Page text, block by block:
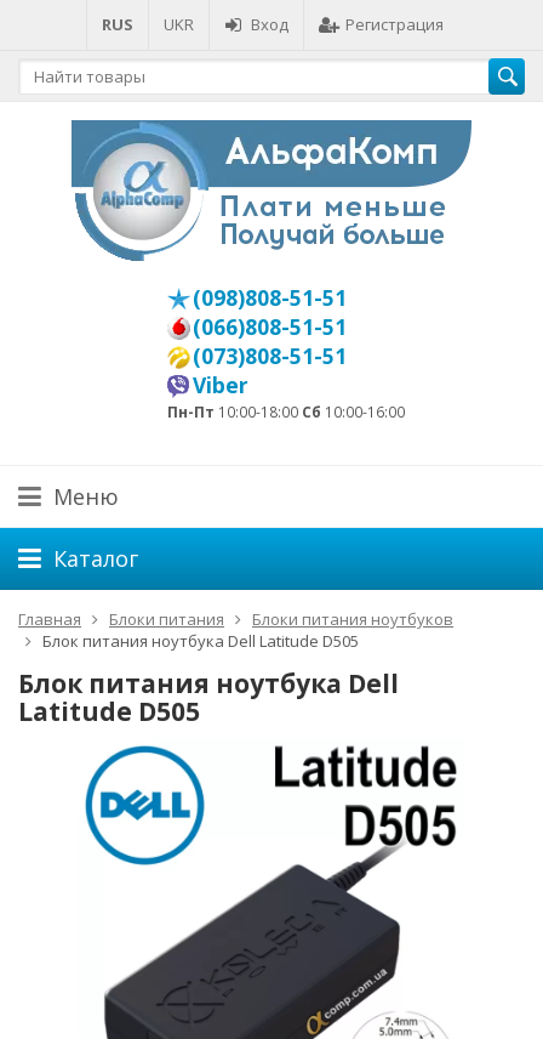
RUS UKR Вход Регистрация
(098)808-51-51
(066)808-51-51
(073)808-51-51
Viber
Пн-Пт 10:00-18:00 Сб 10:00-16:00
Меню
Каталог
Главная Блоки питания
Блоки питания ноутбуков
Блок питания ноутбука Dell Latitude D505
Блок питания ноутбука Dell
Latitude D505